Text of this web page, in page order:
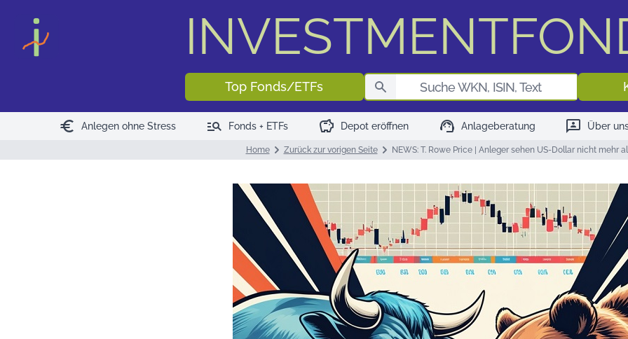
Top Fonds/ETFs
euro Anlegen ohne Stress manage_search Fonds + ETFs savings Depot eröffnen support_agent Anlageberatung 3p Über
Home Zurück zur vorigen Seite NEWS: T. Rowe Price | Anleger sehen US-Dollar nicht mehr